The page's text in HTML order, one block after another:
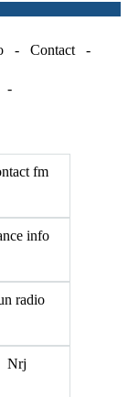
- Contact -
-
fm
info
radio
Nrj